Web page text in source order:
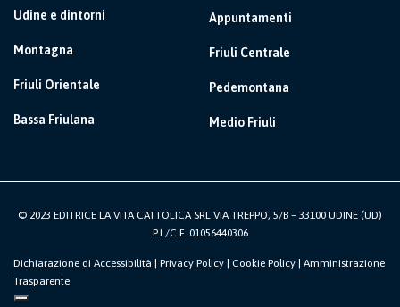
Udine e dintorni
Montagna
Friuli Orientale
Bassa Friulana
Appuntamenti
Friuli Centrale
Pedemontana
Medio Friuli
© 2023 EDITRICE LA VITA CATTOLICA SRL VIA TREPPO, 5/B – 33100 UDINE (UD)
P.I./C.F. 01056440306
Dichiarazione di Accessibilità Privacy Policy Cookie Policy
Amministrazione
Trasparente